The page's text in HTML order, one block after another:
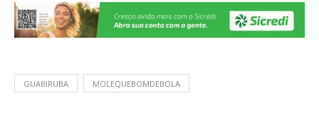
GUABIRUBA MOLEQUEBOMDEBOLA